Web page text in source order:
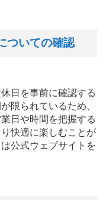
ついての確認
日を事前に確認する
限られているため、
日や時間を把握する
快適に楽しむことが
公式ウェブサイトを